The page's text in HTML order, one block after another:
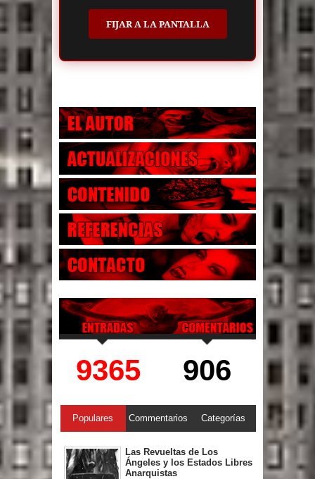
FIJAR A LA PANTALLA
9365 906
Populares Commentarios Categorías
Las Revueltas de Los
Ángeles y los Estados Libres
Anarquistas